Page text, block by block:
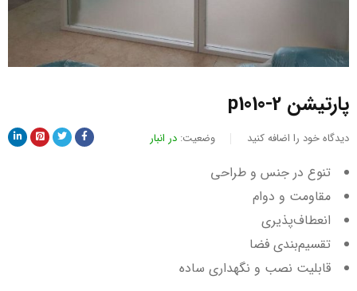
پارتیشن p1010-2
دیدگاه خود را اضافه کنید وضعیت: در انبار
تنوع در جنس و طراحی
مقاومت و دوام
انعطاف‌پذیری
تقسیم‌بندی فضا
قابلیت نصب و نگهداری ساده